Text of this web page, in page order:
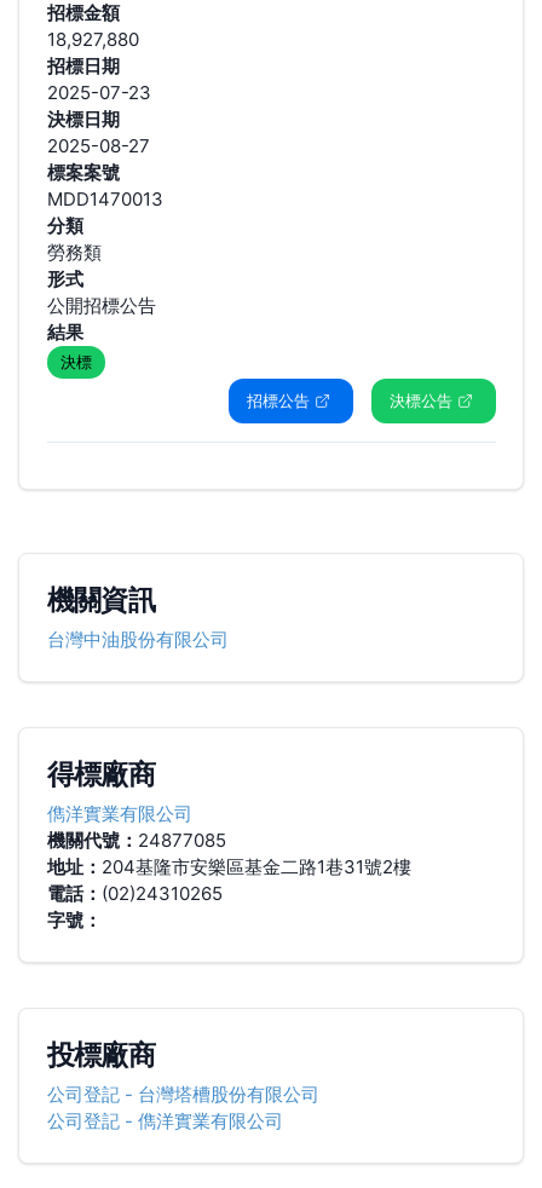
招標金額
18,927,880
招標日期
2025-07-23
決標日期
2025-08-27
標案案號
MDD1470013
分類
勞務類
形式
公開招標公告
結果
決標
招標公告
決標公告
機關資訊
台灣中油股份有限公司
得標廠商
儁洋實業有限公司
機關代號： 24877085
地址： 204基隆市安樂區基金二路1巷31號2樓
電話： (02)24310265
字號：
投標廠商
公司登記- 台灣塔槽股份有限公司
公司登記- 儁洋實業有限公司